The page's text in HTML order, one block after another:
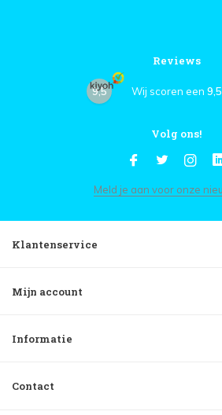
Reviews
9,5 Wij scoren een 9,5
Volg ons!
Meld je aan voor onze
Klantenservice
Mijn account
Informatie
Contact